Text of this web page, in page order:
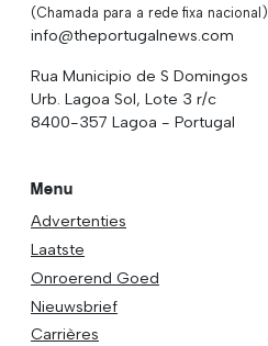
(Chamada para a rede fixa nacional)
info@theportugalnews.com
Rua Municipio de S Domingos
Urb. Lagoa Sol, Lote 3 r/c
8400-357 Lagoa - Portugal
Menu
Advertenties
Laatste
Onroerend Goed
Nieuwsbrief
Carrières